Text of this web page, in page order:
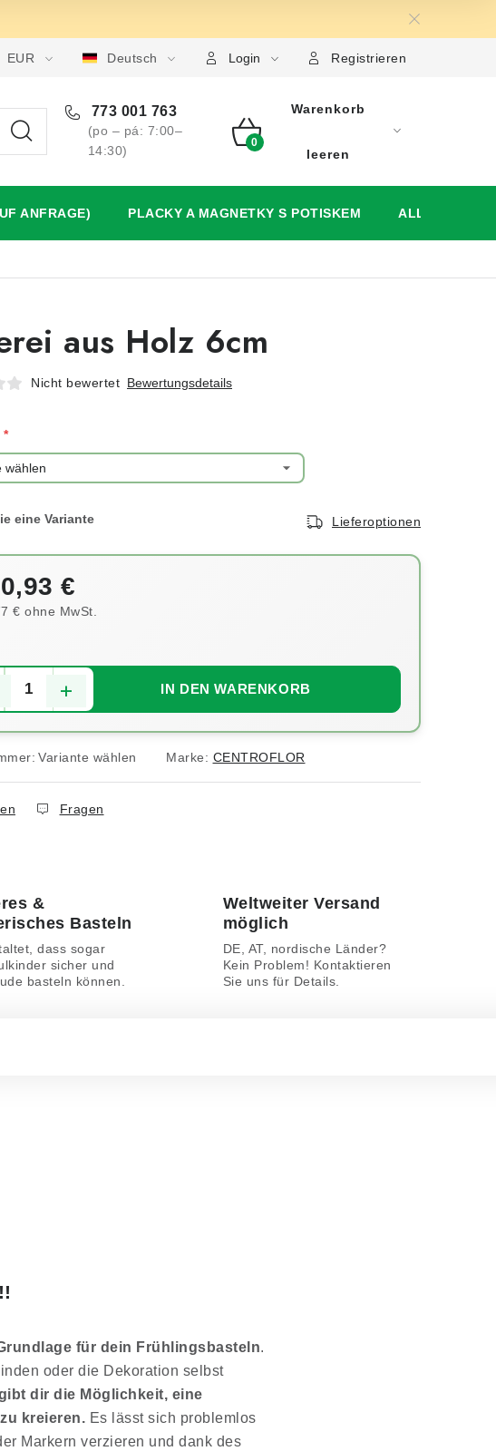
Datenschutzerklärung Großhandel Meine Bestellung
EUR Deutsch Login Registrieren
773 001 763
(po – pá: 7:00–
14:30)
WARENKORB
Warenkorb
leeren
ANFRAGE) PLACKY A MAGNETKY S POTISKEM ALLES FÜR
aus Holz 6cm
Nicht bewertet Bewertungsdetails
Lieferoptionen
0,93 €
€ ohne MwSt.
IN DEN WARENKORB
Variante wählen Marke: CENTROFLOR
Fragen
&
Basteln
dass sogar
sicher und
basteln können.
Weltweiter Versand
möglich
DE, AT, nordische Länder?
Kein Problem! Kontaktieren
Sie uns für Details.
für dein Frühlingsbasteln.
oder die Dekoration selbst
dir die Möglichkeit, eine
kreieren. Es lässt sich problemlos
Markern verzieren und dank des